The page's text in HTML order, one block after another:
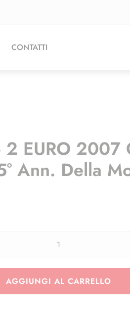
CONTATTI
EURO 2007
Ann. Della
aggiornamento
EURO
AGGIUNGI AL CARRELLO